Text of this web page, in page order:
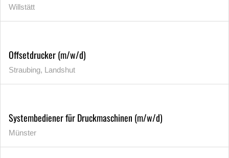
Willstätt
Offsetdrucker (m/w/d)
Straubing, Landshut
Systembediener für Druckmaschinen (m/w/d)
Münster